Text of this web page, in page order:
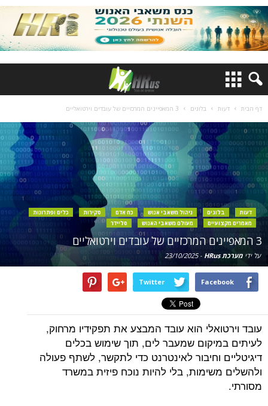
דף הבית דעות בלוגים 3 המאפיינים המרכזיים של עובדים וירטואליים
דעות בלוגים ניהול משאבי אנוש כח אדם סקירות
כלים ופתרונות
מאמרים מקצועיים
מעולם משאבי האנוש סליידר
3 המאפיינים המרכזיים של עובדים וירטואליים
על ידי מערכת HRus -
23/10/2025
Facebook
Twitter
עובד וירטואלי הוא עובד המבצע את תפקידיו מרחוק,
לעיתים במיקום שמעבר לים, תוך שימוש בכלים
דיגיטליים וחיבור לאינטרנט כדי לתקשר, לשתף פעולה
ולהשלים משימות, בלי להיות נוכח פיזית במשרד
מסורתי.